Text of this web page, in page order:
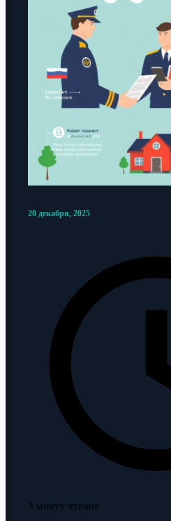
20 декабря, 2025
3 минут чтения